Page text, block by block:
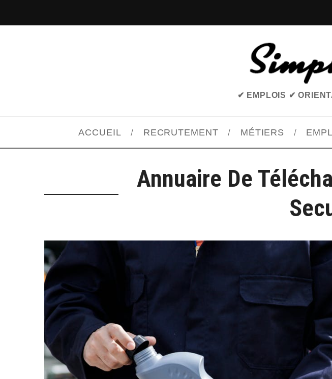
✔ EMPLOIS ✔
ACCUEIL RECRUTEMENT MÉTIERS
Annuaire De